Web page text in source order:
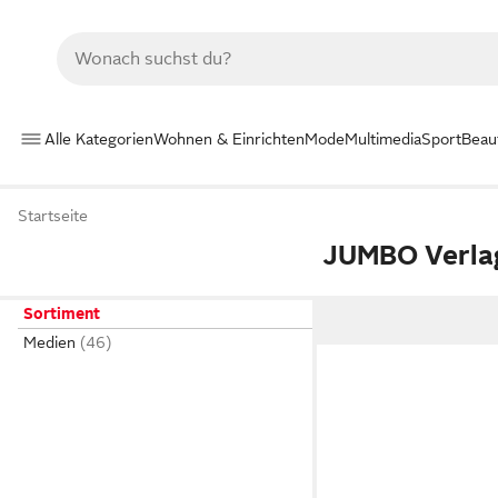
Alle KategorienWohnen & EinrichtenModeMultimediaSport
Startseite
JUMBO
Sortiment
Medien